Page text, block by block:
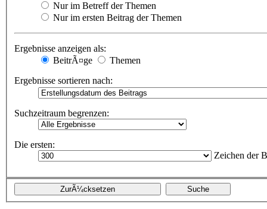
Nur im Betreff der Themen
Nur im ersten Beitrag der Themen
Ergebnisse anzeigen als:
BeitrÃ¤ge
Themen
Ergebnisse sortieren nach:
Suchzeitraum begrenzen:
Die ersten:
Zeichen der